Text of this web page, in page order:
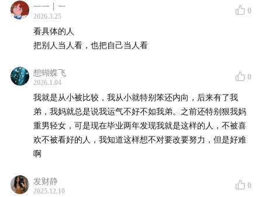
一一丨一
2026.3.25
0
看具体的人
把别人当人看，也把自己当人看
想蝴蝶飞
2026.1.04
0
我就是从小被比较，我从小就特别笨还内向，后来有了我
弟，我妈就总是说我运气不好不如我弟。之前还特别狠我妈
重男轻女，可是现在毕业两年发现我就是这样的人，不被喜
欢不被看好的人，我知道这样想不对要改要努力，但是好难
啊
发财静
2025.12.10
0